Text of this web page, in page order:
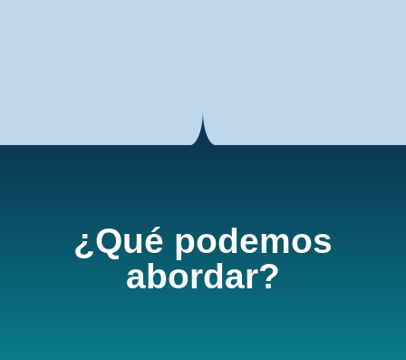
¿Qué podemos
abordar?